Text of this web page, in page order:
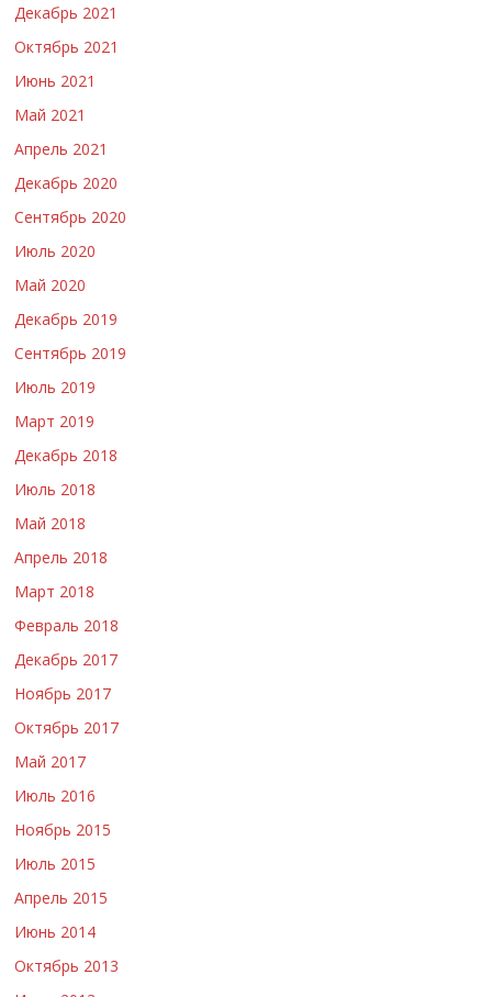
Декабрь 2021
Октябрь 2021
Июнь 2021
Май 2021
Апрель 2021
Декабрь 2020
Сентябрь 2020
Июль 2020
Май 2020
Декабрь 2019
Сентябрь 2019
Июль 2019
Март 2019
Декабрь 2018
Июль 2018
Май 2018
Апрель 2018
Март 2018
Февраль 2018
Декабрь 2017
Ноябрь 2017
Октябрь 2017
Май 2017
Июль 2016
Ноябрь 2015
Июль 2015
Апрель 2015
Июнь 2014
Октябрь 2013